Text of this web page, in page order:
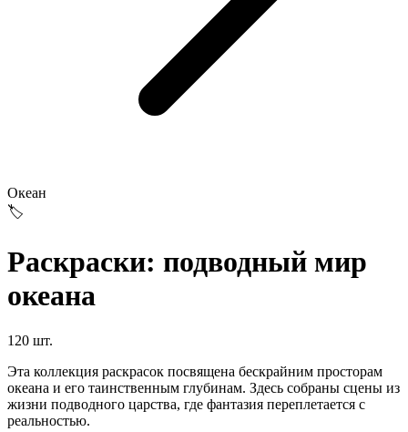
Океан
🏷️
Раскраски: подводный мир
океана
120 шт.
Эта коллекция раскрасок посвящена бескрайним просторам
океана и его таинственным глубинам. Здесь собраны сцены из
жизни подводного царства, где фантазия переплетается с
реальностью.